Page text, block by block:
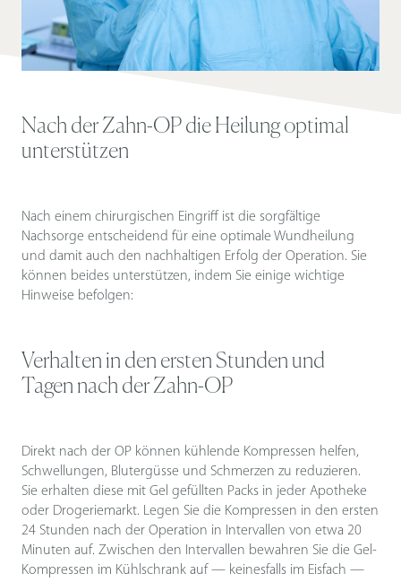
Nach der Zahn-OP die Heilung optimal
unterstützen
Nach einem chirurgischen Eingriff ist die sorgfältige
Nachsorge entscheidend für eine optimale Wundheilung
und damit auch den nachhaltigen Erfolg der Operation. Sie
können beides unterstützen, indem Sie einige wichtige
Hinweise befolgen:
Verhalten in den ersten Stunden und
Tagen nach der Zahn-OP
Direkt nach der OP können kühlende Kompressen helfen,
Schwellungen, Blutergüsse und Schmerzen zu reduzieren.
Sie erhalten diese mit Gel gefüllten Packs in jeder Apotheke
oder Drogeriemarkt. Legen Sie die Kompressen in den ersten
24 Stunden nach der Operation in Intervallen von etwa 20
Minuten auf. Zwischen den Intervallen bewahren Sie die Gel-
Kompressen im Kühlschrank auf — keinesfalls im Eisfach —